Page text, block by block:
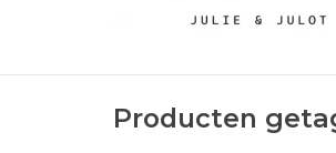
Producten